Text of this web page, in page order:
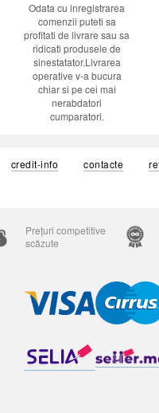
Odata cu inregistrarea
comenzii puteti sa
profitati de livrare sau sa
ridicati produsele de
sinestatator.Livrarea
operative v-a bucura
chiar si pe cei mai
nerabdatori
cumparatori.
credit-info contacte
Prețuri competitive
scăzute